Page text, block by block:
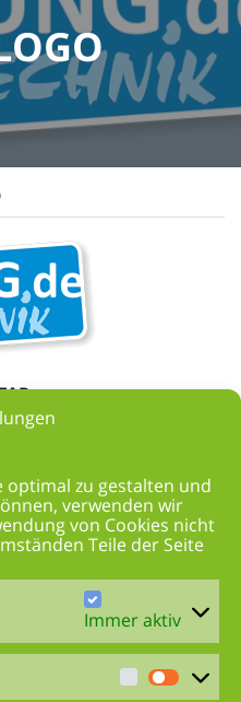
optimal zu gestalten und
verwenden wir
von Cookies nicht
Teile der Seite
Immer aktiv